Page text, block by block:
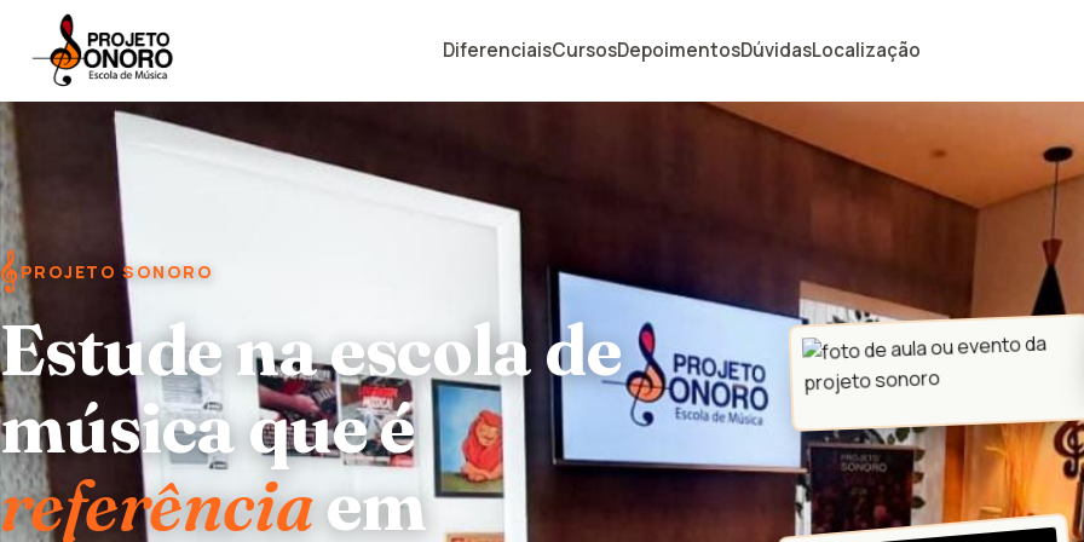
DiferenciaisCursosDepoimentosDúvidasLocalização
𝄞PROJETO SONORO
Estude na escola de
música que é
referênciaem
Projeto Sonoro
Escola de Música
Projeto Sonoro
Escola de Música